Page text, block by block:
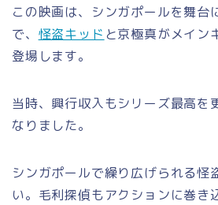
この映画は、シンガポールを舞台
で、 怪盗キッド と京極真がメイン
登場します。
当時、興行収入もシリーズ最高を
なりました。
シンガポールで繰り広げられる怪
い。毛利探偵もアクションに巻き